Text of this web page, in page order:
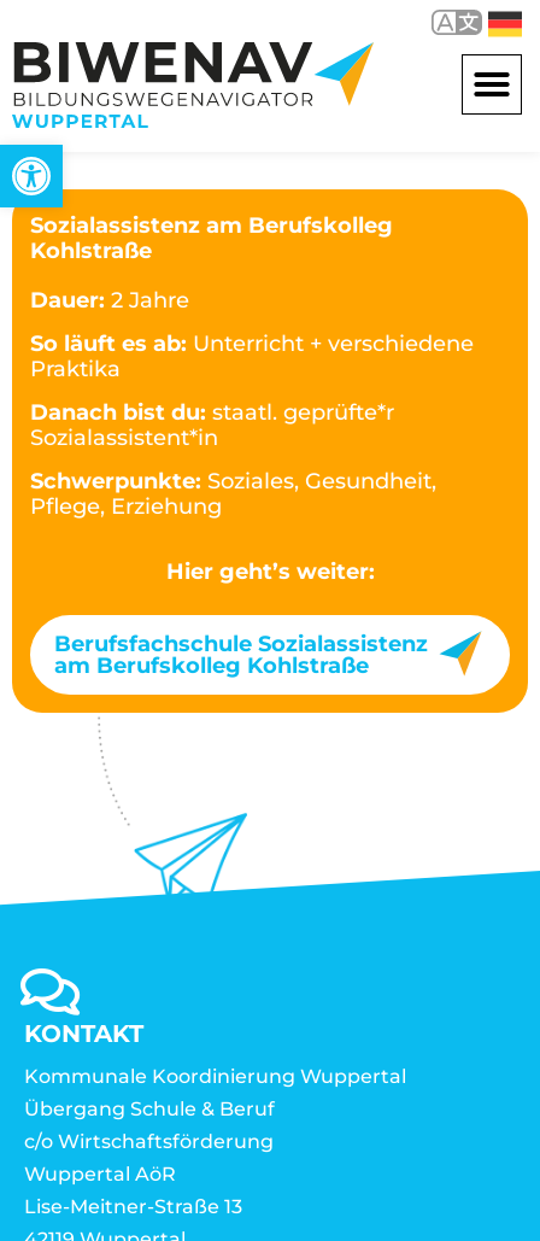
Werkzeugleiste öffnen
Sozialassistenz am Berufskolleg
Kohlstraße
Dauer: 2 Jahre
So läuft es ab: Unterricht + verschiedene
Praktika
Danach bist du: staatl. geprüfte*r
Sozialassistent*in
Schwerpunkte: Soziales, Gesundheit,
Pflege, Erziehung
Hier geht’s weiter:
Berufsfachschule Sozialassistenz
am Berufskolleg Kohlstraße
KONTAKT
Kommunale Koordinierung Wuppertal
Übergang Schule & Beruf
c/o Wirtschaftsförderung
Wuppertal AöR
Lise-Meitner-Straße 13